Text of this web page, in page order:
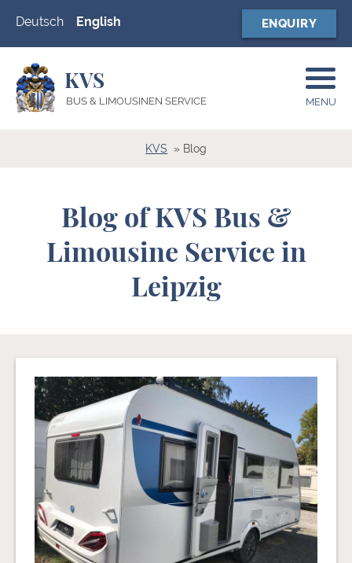
Deutsch English ENQUIRY
KVS
BUS & LIMOUSINEN SERVICE MENU
KVS Blog
Blog of KVS Bus &
Limousine Service in
Leipzig